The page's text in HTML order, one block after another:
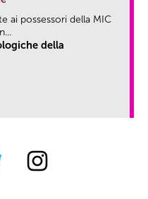
ai possessori della MIC
della